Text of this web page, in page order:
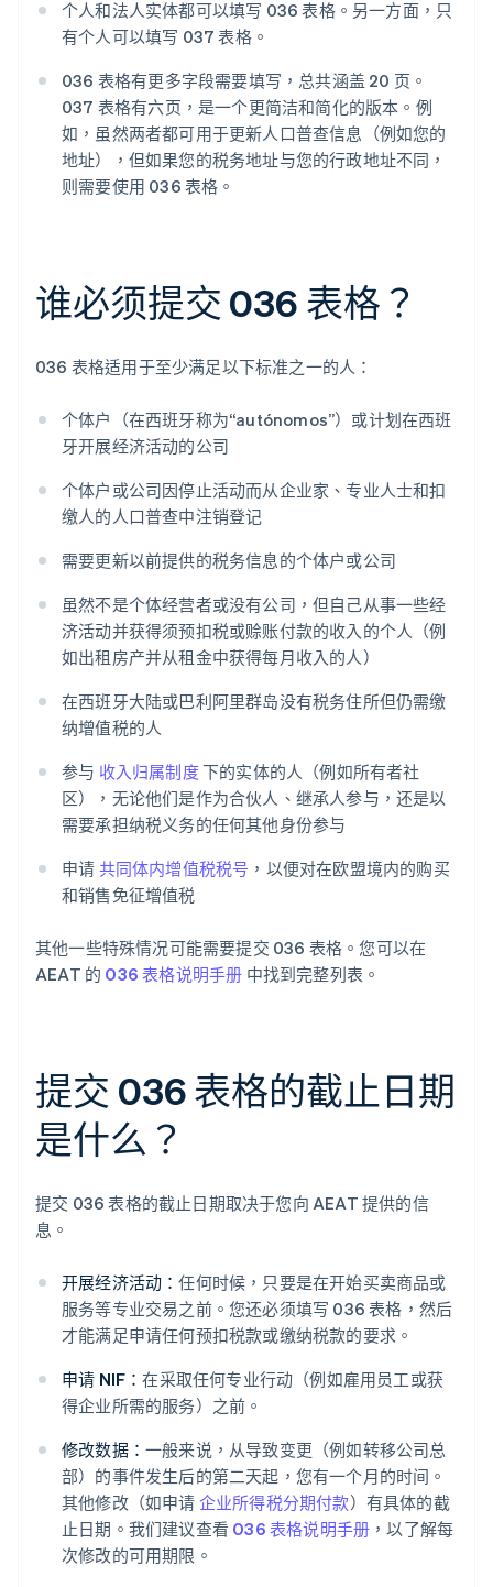
个人和法人实体都可以填写 036 表格。另一方面，只
有个人可以填写 037 表格。
036 表格有更多字段需要填写，总共涵盖 20 页。
037 表格有六页，是一个更简洁和简化的版本。例
如，虽然两者都可用于更新人口普查信息（例如您的
地址），但如果您的税务地址与您的行政地址不同，
则需要使用 036 表格。
谁必须提交 036 表格？
036 表格适用于至少满足以下标准之一的人：
个体户（在西班牙称为“autónomos”）或计划在西班
牙开展经济活动的公司
个体户或公司因停止活动而从企业家、专业人士和扣
缴人的人口普查中注销登记
需要更新以前提供的税务信息的个体户或公司
虽然不是个体经营者或没有公司，但自己从事一些经
济活动并获得须预扣税或赊账付款的收入的个人（例
如出租房产并从租金中获得每月收入的人）
在西班牙大陆或巴利阿里群岛没有税务住所但仍需缴
纳增值税的人
参与 收入归属制度下的实体的人（例如所有者社
区），无论他们是作为合伙人、继承人参与，还是以
需要承担纳税义务的任何其他身份参与
申请 共同体内增值税税号 ，以便对在欧盟境内的购买
和销售免征增值税
其他一些特殊情况可能需要提交 036 表格。您可以在
AEAT 的 036 表格说明手册 中找到完整列表。
提交 036 表格的截止日期
是什么？
提交 036 表格的截止日期取决于您向 AEAT 提供的信
息。
开展经济活动：任何时候，只要是在开始买卖商品或
服务等专业交易之前。您还必须填写 036 表格，然后
才能满足申请任何预扣税款或缴纳税款的要求。
申请 NIF：在采取任何专业行动（例如雇用员工或获
得企业所需的服务）之前。
修改数据： 一般来说，从导致变更（例如转移公司总
部）的事件发生后的第二天起，您有一个月的时间。
其他修改（如申请 企业所得税分期付款）有具体的截
止日期。我们建议查看 036 表格说明手册 ，以了解每
次修改的可用期限。